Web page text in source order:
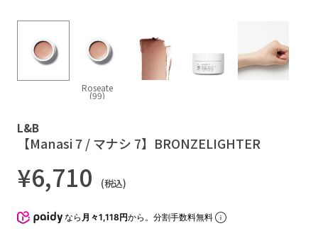
Roseate
(99)
L&B
【Manasi 7 / マナシ 7】BRONZELIGHTER
¥6,710 (税込)
なら 月々1,118円から。分割手数料無料